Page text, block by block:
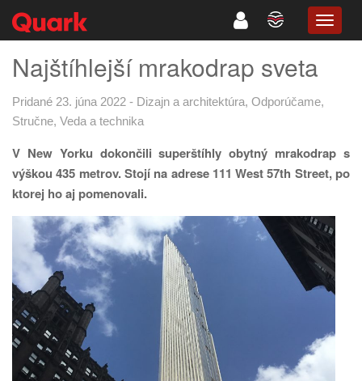
Najštíhlejší mrakodrap sveta
Pridané 23. júna 2022 - Dizajn a architektúra, Odporúčame,
Stručne, Veda a technika
V New Yorku dokončili superštíhly obytný mrakodrap s
výškou 435 metrov. Stojí na adrese 111 West 57th Street, po
ktorej ho aj pomenovali.